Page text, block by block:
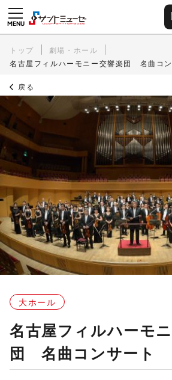
トップ
劇場・ホール
名古屋フィルハーモニー交響楽団 名曲コン
戻る
大ホール
名古屋フィルハーモ
団 名曲コンサート